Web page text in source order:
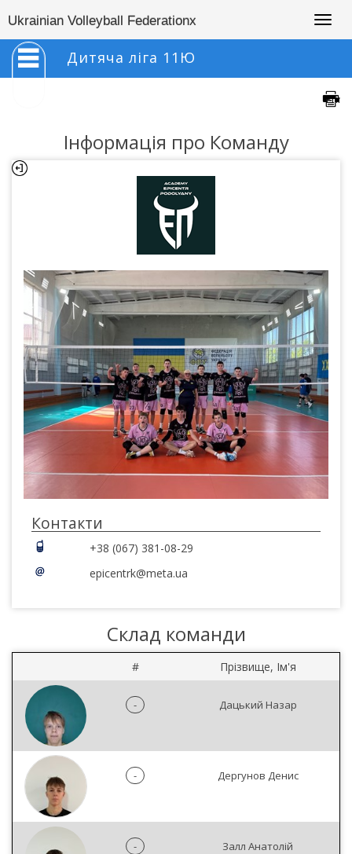
Ukrainian Volleyball Federationx
Дитяча ліга 11Ю
Інформація про Команду
Контакти
+38 (067) 381-08-29
epicentrk@meta.ua
Склад команди
# Прізвище, Ім'я
- Дацький Назар
- Дергунов Денис
- Залл Анатолій